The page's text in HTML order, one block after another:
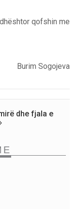
qofshin me
Burim Sogojeva
dhe fjala e